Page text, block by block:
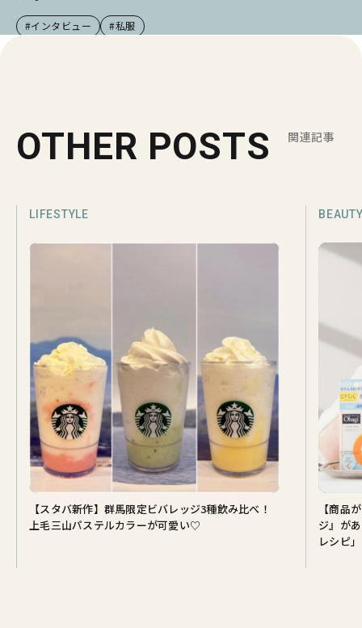
#インタビュー #私服
OTHER POSTS 関連記事
LIFESTYLE
【スタバ新作】群馬限定ビバレッジ3種飲み比べ！
上毛三山パステルカラーが可愛い♡
【商品
ジ』が
レシピ」